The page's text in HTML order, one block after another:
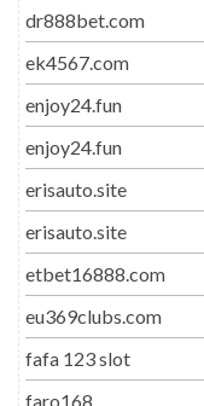
dr888bet.com
ek4567.com
enjoy24.fun
enjoy24.fun
erisauto.site
erisauto.site
etbet16888.com
eu369clubs.com
fafa 123 slot
faro168